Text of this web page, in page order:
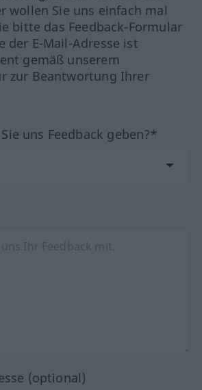
wollen Sie uns einfach mal
bitte das Feedback-Formular
der E-Mail-Adresse ist
gemäß unserem
zur Beantwortung Ihrer
uns Feedback geben?*
(optional)